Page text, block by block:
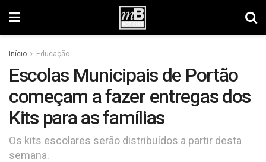
Início Educação
Escolas Municipais de Portão
começam a fazer entregas dos
Kits para as famílias
Os kits escolares serão distribuídos a partir desta
semana.